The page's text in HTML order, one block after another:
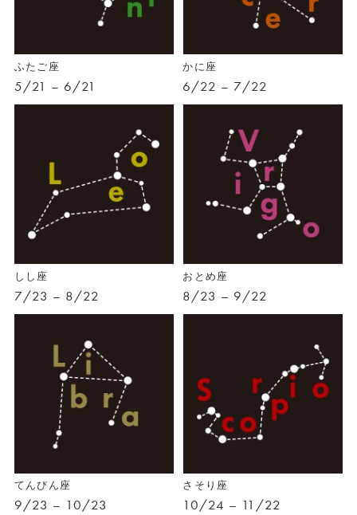
ふたご座
5/21 – 6/21
かに座
6/22 – 7/22
しし座
7/23 – 8/22
おとめ座
8/23 – 9/22
てんびん座
9/23 – 10/23
さそり座
10/24 – 11/22